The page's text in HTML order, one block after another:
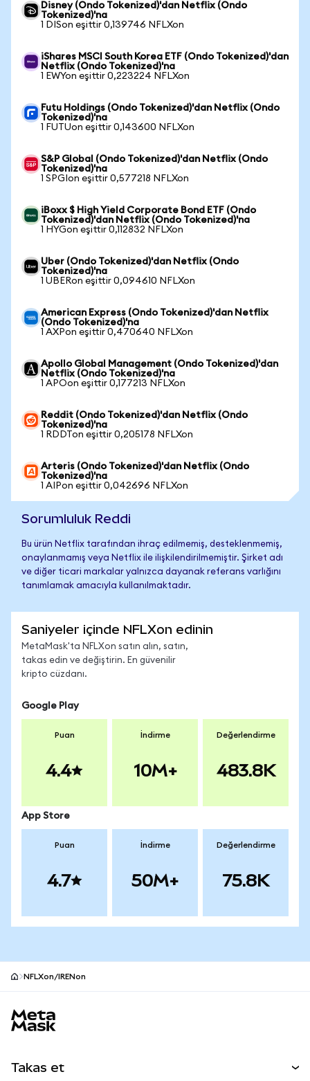
Disney (Ondo Tokenized)'dan Netflix (Ondo
Tokenized)'na
1 DISon eşittir 0,139746 NFLXon
iShares MSCI South Korea ETF (Ondo Tokenized)'dan
Netflix (Ondo Tokenized)'na
1 EWYon eşittir 0,223224 NFLXon
Futu Holdings (Ondo Tokenized)'dan Netflix (Ondo
Tokenized)'na
1 FUTUon eşittir 0,143600 NFLXon
S&P Global (Ondo Tokenized)'dan Netflix (Ondo
Tokenized)'na
1 SPGIon eşittir 0,577218 NFLXon
iBoxx $ High Yield Corporate Bond ETF (Ondo
Tokenized)'dan Netflix (Ondo Tokenized)'na
1 HYGon eşittir 0,112832 NFLXon
Uber (Ondo Tokenized)'dan Netflix (Ondo
Tokenized)'na
1 UBERon eşittir 0,094610 NFLXon
American Express (Ondo Tokenized)'dan Netflix
(Ondo Tokenized)'na
1 AXPon eşittir 0,470640 NFLXon
Apollo Global Management (Ondo Tokenized)'dan
Netflix (Ondo Tokenized)'na
1 APOon eşittir 0,177213 NFLXon
Reddit (Ondo Tokenized)'dan Netflix (Ondo
Tokenized)'na
1 RDDTon eşittir 0,205178 NFLXon
Arteris (Ondo Tokenized)'dan Netflix (Ondo
Tokenized)'na
1 AIPon eşittir 0,042696 NFLXon
Sorumluluk Reddi
Bu ürün Netflix tarafından ihraç edilmemiş, desteklenmemiş,
onaylanmamış veya Netflix ile ilişkilendirilmemiştir. Şirket adı
ve diğer ticari markalar yalnızca dayanak referans varlığını
tanımlamak amacıyla kullanılmaktadır.
Saniyeler içinde NFLXon edinin
MetaMask'ta NFLXon satın alın, satın,
takas edin ve değiştirin. En güvenilir
kripto cüzdanı.
Google Play
Puan
4.4
İndirme
10M+
Değerlendirme
483.8K
App Store
Puan
4.7
İndirme
50M+
Değerlendirme
75.8K
NFLXon/IRENon
Takas et